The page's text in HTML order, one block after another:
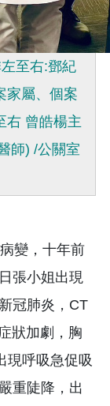
至右:鄧紀
家屬、個案
右 曾皓楊主
師) /公關室
變，十年前
張小姐出現
冠肺炎，CT
狀加劇，胸
現呼吸急促吸
重陡降，出